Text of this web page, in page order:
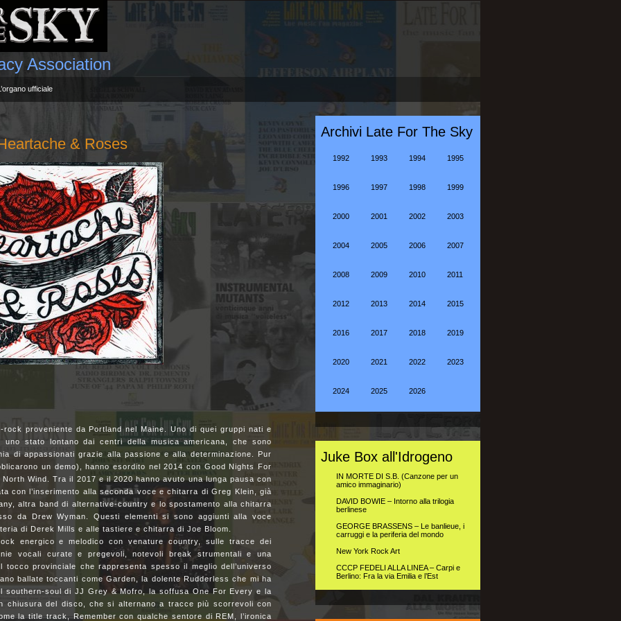
Association
ufficiale
& Roses
proveniente da Portland nel Maine. Uno di quei gruppi nati e
uno stato lontano dai centri della musica americana, che sono
di appassionati grazie alla passione e alla determinazione. Pur
un demo), hanno esordito nel 2014 con Good Nights For
Wind. Tra il 2017 e il 2020 hanno avuto una lunga pausa con
con l’inserimento alla seconda voce e chitarra di Greg Klein, già
altra band di alternative-country e lo spostamento alla chitarra
da Drew Wyman. Questi elementi si sono aggiunti alla voce
di Derek Mills e alle tastiere e chitarra di Joe Bloom.
energico e melodico con venature country, sulle tracce dei
vocali curate e pregevoli, notevoli break strumentali e una
provinciale che rappresenta spesso il meglio dell’universo
ballate toccanti come Garden, la dolente Rudderless che mi ha
southern-soul di JJ Grey & Mofro, la soffusa One For Every e la
chiusura del disco, che si alternano a tracce più scorrevoli con
la title track, Remember con qualche sentore di REM, l’ironica
Archivi Late For The Sky
1992 1993 1994 1995
1996 1997 1998 1999
2000 2001 2002 2003
2004 2005 2006 2007
2008 2009 2010 2011
2012 2013 2014 2015
2016 2017 2018 2019
2020 2021 2022 2023
2024 2025 2026
Juke Box all'Idrogeno
IN MORTE DI S.B. (Canzone per un
amico immaginario)
DAVID BOWIE – Intorno alla trilogia
berlinese
GEORGE BRASSENS – Le banlieue, i
carruggi e la periferia del mondo
New York Rock Art
CCCP FEDELI ALLA LINEA – Carpi e
Berlino: Fra la via Emilia e l’Est